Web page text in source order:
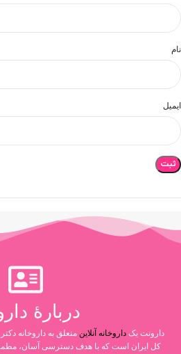
نام
ایمیل
دربارۀ
دارونت یکداروخانه آنلاین متعلق به داروخانه
کل ایران است که با هدف دسترسی آسان،